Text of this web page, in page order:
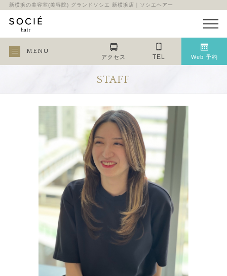
新横浜の美容室(美容院) グランドソシエ 新横浜店｜ソシエヘアー
MENU
アクセス TEL Web 予約
STAFF